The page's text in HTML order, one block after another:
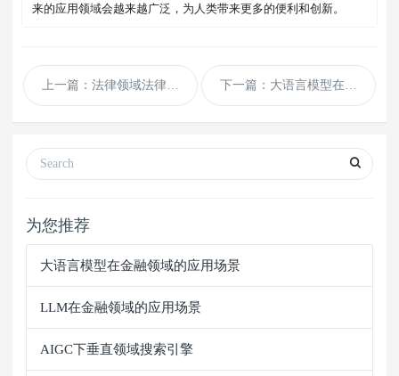
来的应用领域会越来越广泛，为人类带来更多的便利和创新。
上一篇：法律领域法律翻译 下一篇：大语言模型在金融领域的应用场景
为您推荐
大语言模型在金融领域的应用场景
LLM在金融领域的应用场景
AIGC下垂直领域搜索引擎